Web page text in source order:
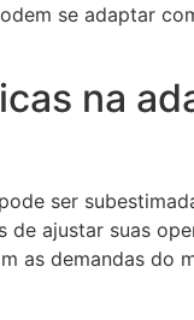
se adaptar
na
ser
de ajustar suas
as demandas do